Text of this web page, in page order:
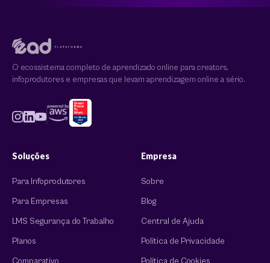
O ecossistema completo de aprendizado online para creators,
infoprodutores e empresas que levam aprendizagem online a sério.
Soluções
Para Infoprodutores
Para Empresas
LMS Segurança do Trabalho
Planos
Empresa
Sobre
Blog
Central de Ajuda
Política de Privacidade